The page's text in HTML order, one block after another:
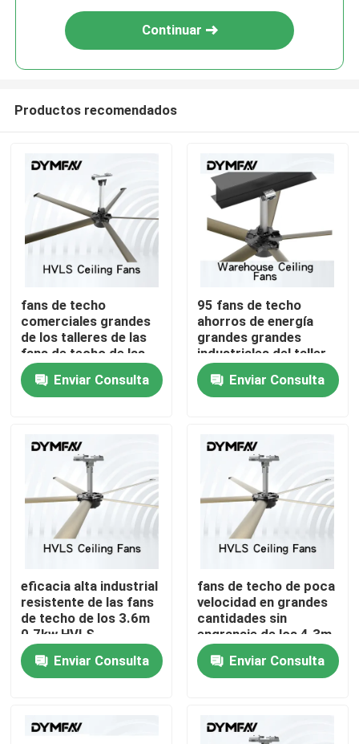
Productos
Sobre nosotros
Control de calidad
Éntrenos en contacto con
Pida una cita
Fans grandes de HVLS
Continuar
Productos recomendados
fans de techo
comerciales grandes
de los talleres de las
fans de techo de las
cuchillas 1.5kw 5
HVLS de los 6.6m
Enviar Consulta
95 fans de techo
ahorros de energía
grandes grandes
industriales del taller
HVLS de la fan de
techo de la RPM
Enviar Consulta
eficacia alta industrial
resistente de las fans
de techo de los 3.6m
0.7kw HVLS
Enviar Consulta
fans de techo de poca
velocidad en grandes
cantidades sin
engranaje de los 4.3m
0.7kw HVLS
residenciales
Enviar Consulta